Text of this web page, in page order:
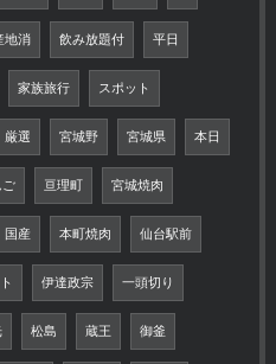
地消 飲み放題付 平日
家族旅行 スポット
厳選 宮城野 宮城県 本日
亘理町 宮城焼肉
国産 本町焼肉 仙台駅前
伊達政宗 一頭切り
松島 蔵王 御釜